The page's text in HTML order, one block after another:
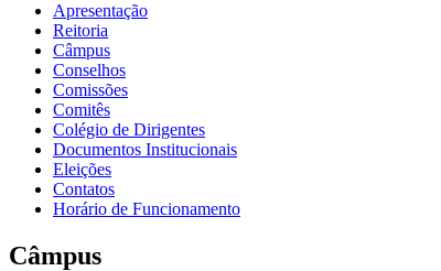
Apresentação
Reitoria
Câmpus
Conselhos
Comissões
Comitês
Colégio de Dirigentes
Documentos Institucionais
Eleições
Contatos
Horário de Funcionamento
Câmpus